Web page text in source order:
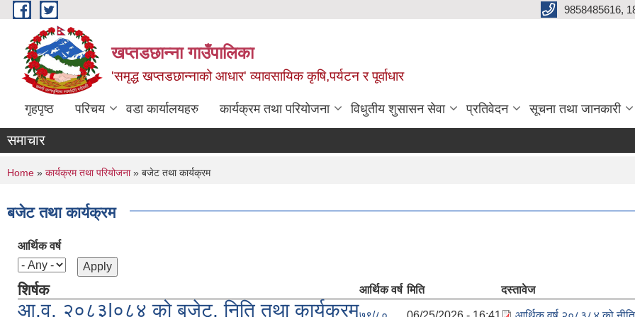
Skip to main content 9858485616,
खप्तडछान्ना गाउँपालिका
'समृद्ध खप्तडछान्नाको आधार' व्यावसायिक कृषि,पर्यटन र पूर्वाधार
गृहपृष्ठ परिचय वडा कार्यालयहरु कार्यक्रम तथा परियोजना विधुतीय शुसासन सेवा प्रतिवेदन सूचना तथा जानकारी
समाचार
You are here
Home » कार्यक्रम तथा परियोजना» बजेट तथा कार्यक्रम
बजेट तथा कार्यक्रम
आर्थिक वर्ष
शिर्षक आर्थिक वर्ष मिति दस्तावेज
आ.व. २०८३|०८४ को बजेट, निति तथा कार्यक्रम